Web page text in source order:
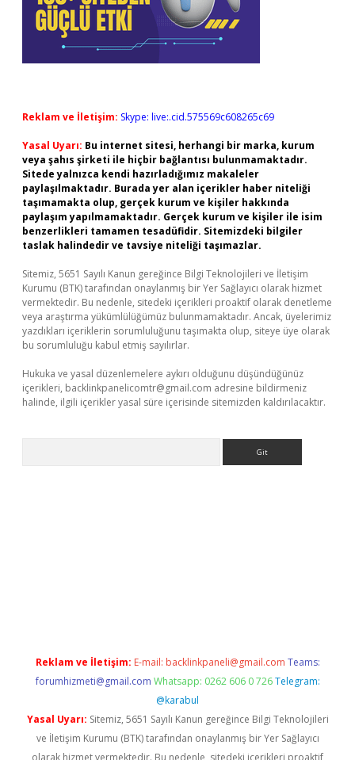
Reklam ve İletişim: Skype: live:.cid.575569c608265c69
Yasal Uyarı: Bu internet sitesi, herhangi bir marka, kurum
veya şahıs şirketi ile hiçbir bağlantısı bulunmamaktadır.
Sitede yalnızca kendi hazırladığımız makaleler
paylaşılmaktadır. Burada yer alan içerikler haber niteliği
taşımamakta olup, gerçek kurum ve kişiler hakkında
paylaşım yapılmamaktadır. Gerçek kurum ve kişiler ile isim
benzerlikleri tamamen tesadüfidir. Sitemizdeki bilgiler
taslak halindedir ve tavsiye niteliği taşımazlar.
Sitemiz, 5651 Sayılı Kanun gereğince Bilgi Teknolojileri ve İletişim
Kurumu (BTK) tarafından onaylanmış bir Yer Sağlayıcı olarak hizmet
vermektedir. Bu nedenle, sitedeki içerikleri proaktif olarak denetleme
veya araştırma yükümlülüğümüz bulunmamaktadır. Ancak, üyelerimiz
yazdıkları içeriklerin sorumluluğunu taşımakta olup, siteye üye olarak
bu sorumluluğu kabul etmiş sayılırlar.
Hukuka ve yasal düzenlemelere aykırı olduğunu düşündüğünüz
içerikleri, backlinkpanelicomtr@gmail.com adresine bildirmeniz
halinde, ilgili içerikler yasal süre içerisinde sitemizden kaldırılacaktır.
Reklam ve İletişim: E-mail: backlinkpaneli@gmail.com Teams:
forumhizmeti@gmail.com Whatsapp: 0262 606 0 726 Telegram:
@karabul
Yasal Uyarı: Sitemiz, 5651 Sayılı Kanun gereğince Bilgi Teknolojileri
ve İletişim Kurumu (BTK) tarafından onaylanmış bir Yer Sağlayıcı
olarak hizmet vermektedir. Bu nedenle, sitedeki içerikleri proaktif